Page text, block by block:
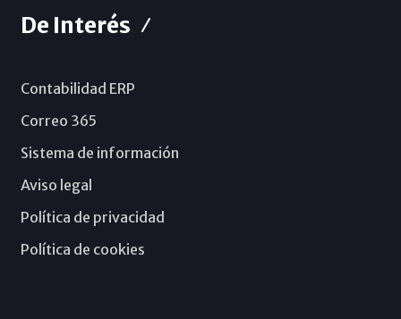
De Interés
Contabilidad ERP
Correo 365
Sistema de información
Aviso legal
Política de privacidad
Política de cookies